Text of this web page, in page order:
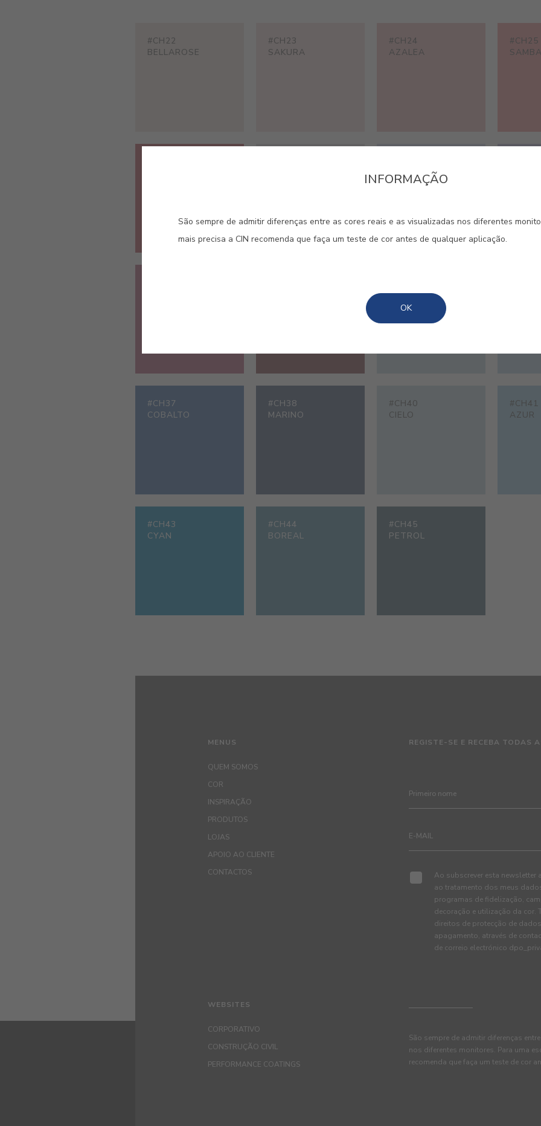
#CH22
BELLAROSE
#CH23
SAKURA
#CH24
AZALEA
#CH25
SAMBA
IRIS
CELESTE
#CH37
COBALTO
#CH38
MARINO
#CH40
CIELO
#CH41
AZUR
#CH43
CYAN
#CH44
BOREAL
#CH45
PETROL
MENUS
QUEM SOMOS
COR
INSPIRAÇÃO
PRODUTOS
LOJAS
APOIO AO CLIENTE
CONTACTOS
REGISTE-SE E RECEBA TODAS
Ao subscrever esta newsletter
ao tratamento dos meus
programas de fidelização,
decoração e utilização da cor.
direitos de protecção de
apagamento, através de
de correio electrónico
WEBSITES
CORPORATIVO
CONSTRUÇÃO CIVIL
PERFORMANCE COATINGS
São sempre de admitir diferenças
nos diferentes monitores. Para uma
recomenda que faça um teste de cor
INFORMAÇÃO
São sempre de admitir diferenças entre as cores reais e as visualizadas nos diferentes
mais precisa a CIN recomenda que faça um teste de cor antes de qualquer aplicação.
OK